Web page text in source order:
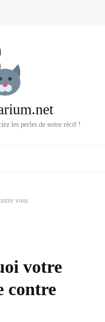
les perles de notre récif !
vous
votre
contre